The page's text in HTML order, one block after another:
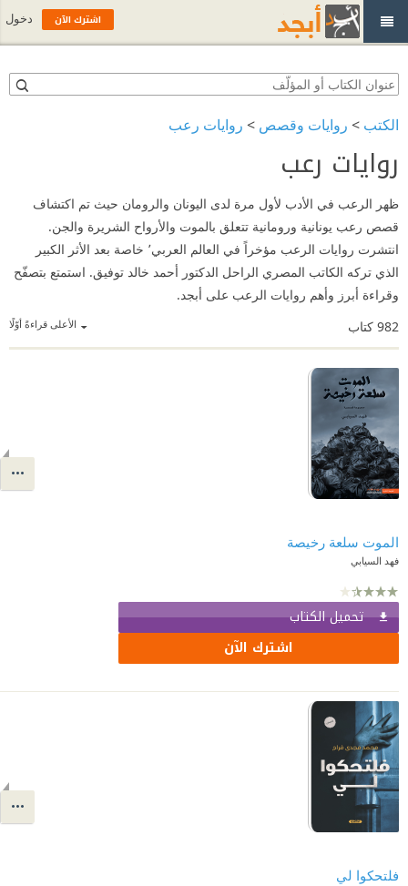
الكتب > روايات وقصص > روايات رعب
روايات رعب
ظهر الرعب في الأدب لأول مرة لدى اليونان والرومان حيث تم اكتشاف
قصص رعب يونانية ورومانية تتعلق بالموت والأرواح الشريرة والجن.
انتشرت روايات الرعب مؤخراً في العالم العربي٬ خاصة بعد الأثر الكبير
الذي تركه الكاتب المصري الراحل الدكتور أحمد خالد توفيق. استمتع بتصفّح
وقراءة أبرز وأهم روايات الرعب على أبجد.
الأعلى قراءةً أوّلًا 982 كتاب
الموت سلعة رخيصة
فهد السيابي
تحميل الكتاب
اشترك الآن
فلتحكوا لي
اشترك الآن دخول